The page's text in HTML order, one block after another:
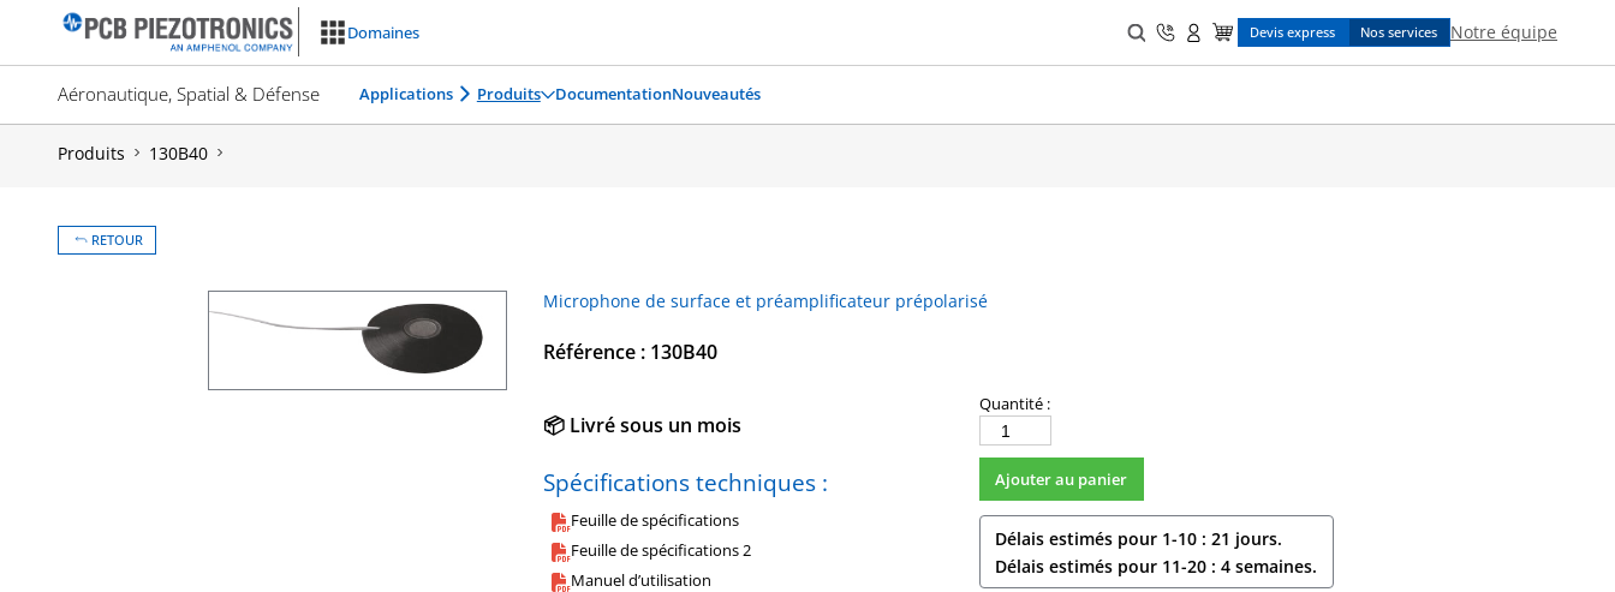
Domaines
Search
for:
Devis express Nos services Notre équipe
Aéronautique, Spatial & Défense Applications Produits DocumentationNouveautés
Produits 130B40
RETOUR
Microphone de surface et préamplificateur prépolarisé
Référence : 130B40
📦 Livré sous un mois
Spécifications techniques :
Feuille de spécifications
Feuille de spécifications 2
Manuel d’utilisation
Quantité :
quantité
de
130B40
Ajouter au panier
Délais estimés pour 1-10 : 21 jours.
Délais estimés pour 11-20 : 4 semaines.